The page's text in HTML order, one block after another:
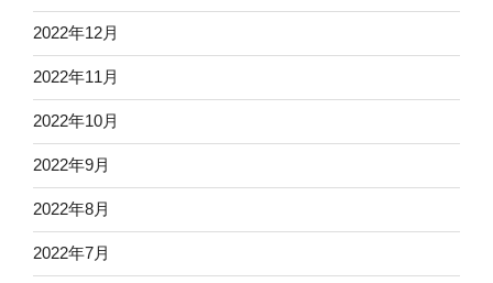
2022年12月
2022年11月
2022年10月
2022年9月
2022年8月
2022年7月